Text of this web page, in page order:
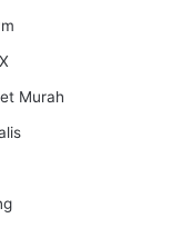
Murah